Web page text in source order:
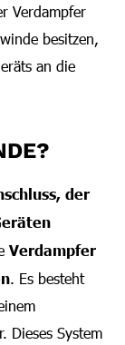
Verdampfer
besitzen,
an die
der
Verdampfer
. Es besteht
Dieses System